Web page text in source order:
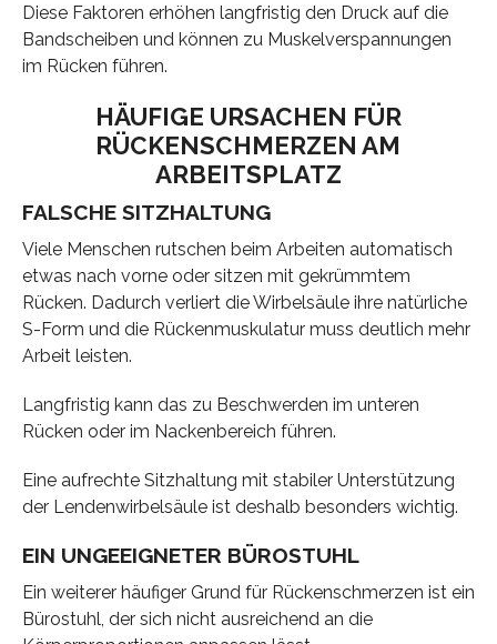
Diese Faktoren erhöhen langfristig den Druck auf die
Bandscheiben und können zu Muskelverspannungen
im Rücken führen.
HÄUFIGE URSACHEN FÜR
RÜCKENSCHMERZEN AM
ARBEITSPLATZ
FALSCHE SITZHALTUNG
Viele Menschen rutschen beim Arbeiten automatisch
etwas nach vorne oder sitzen mit gekrümmtem
Rücken. Dadurch verliert die Wirbelsäule ihre natürliche
S-Form und die Rückenmuskulatur muss deutlich mehr
Arbeit leisten.
Langfristig kann das zu Beschwerden im unteren
Rücken oder im Nackenbereich führen.
Eine aufrechte Sitzhaltung mit stabiler Unterstützung
der Lendenwirbelsäule ist deshalb besonders wichtig.
EIN UNGEEIGNETER BÜROSTUHL
Ein weiterer häufiger Grund für Rückenschmerzen ist ein
Bürostuhl, der sich nicht ausreichend an die